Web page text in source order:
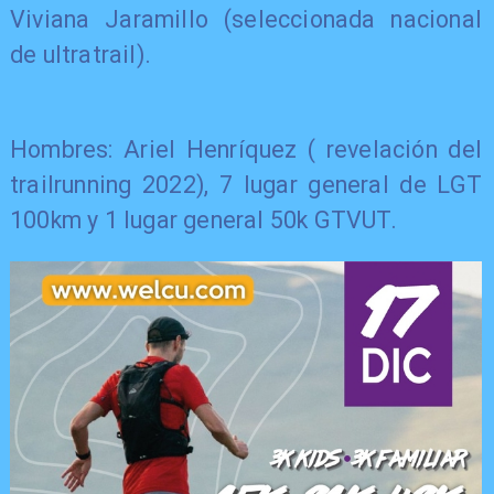
Viviana Jaramillo (seleccionada nacional
de ultratrail).
Hombres: Ariel Henríquez ( revelación del
trailrunning 2022), 7 lugar general de LGT
100km y 1 lugar general 50k GTVUT.